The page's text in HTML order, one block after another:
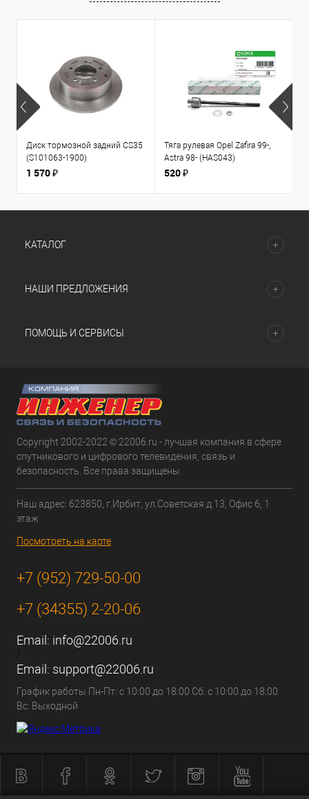
Диск тормозной задний CS35
(S101063-1900)
1 570 ₽
Тяга рулевая Opel Zafira 99-,
Astra 98- (HAS043)
520 ₽
КАТАЛОГ
НАШИ ПРЕДЛОЖЕНИЯ
ПОМОЩЬ И СЕРВИСЫ
Copyright 2002-2022 © 22006.ru - лучшая компания в сфере
спутникового и цифрового телевидения, связь и
безопасность. Все права защищены.
Наш адрес: 623850, г.Ирбит, ул.Советская д.13, Офис 6, 1
этаж
Посмотреть на карте
+7 (952) 729-50-00
+7 (34355) 2-20-06
Email: info@22006.ru
/
Email: support@22006.ru
График работы Пн-Пт: с 10:00 до 18:00 Сб: с 10:00 до 18:00
Вс: Выходной